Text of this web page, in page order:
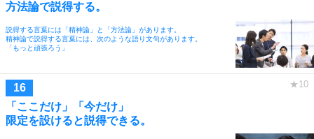
方法論で説得する。
説得する言葉には「精神論」と「方法論」があります。
精神論で説得する言葉には、次のような語り文句があります。
「もっと頑張ろう」
「ここだけ」「今だけ」
限定を設けると説得できる。